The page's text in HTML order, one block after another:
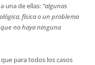
una de ellas: “algunas
física o un problema
no haya ninguna
para todos los casos